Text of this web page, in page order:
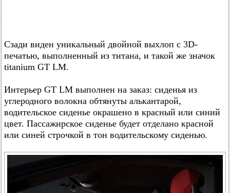
Сзади виден уникальный двойной выхлоп с 3D-
печатью, выполненный из титана, и такой же значок
titanium GT LM.
Интерьер GT LM выполнен на заказ: сиденья из
углеродного волокна обтянуты алькантарой,
водительское сиденье окрашено в красный или синий
цвет. Пассажирское сиденье будет отделано красной
или синей строчкой в тон водительскому сиденью.